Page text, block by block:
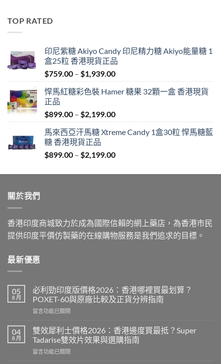
TOP RATED
印尼紫糖 Akiyo Candy 印尼精力糖 Akiyo能量糖 1
盒25粒 香港現貨正品
$759.00 – $1,939.00Price
$759.00
$1,939.00
悍馬紅糖彩色裝 Hamer 糖果 32顆一盒 香港現貨
正品
$899.00 – $2,199.00Price
$899.00
$2,199.00
馬來西亞汗馬糖 Xtreme Candy 1盒30粒 悍馬糖藍
糖 香港現貨正品
$899.00 – $2,199.00Price
$899.00
關於我們
香港印度商城致力於成為國際信賴的網上藥店，為香港市民
提供印度平價仿製藥的在線購物服務是我們追求的目標。
最新優惠
05
8 月
必利勁印度版價格2026：香港哪裡買最划算？
POXET-60與原廠比較及正貨分辨指南
在
利
勁
印
度
留言功能已關閉
04
8 月
雙效犀利士價格2026：香港邊度買最抵？Super
Tadarise雙效片效果與選購指南
在
留言功能已關閉